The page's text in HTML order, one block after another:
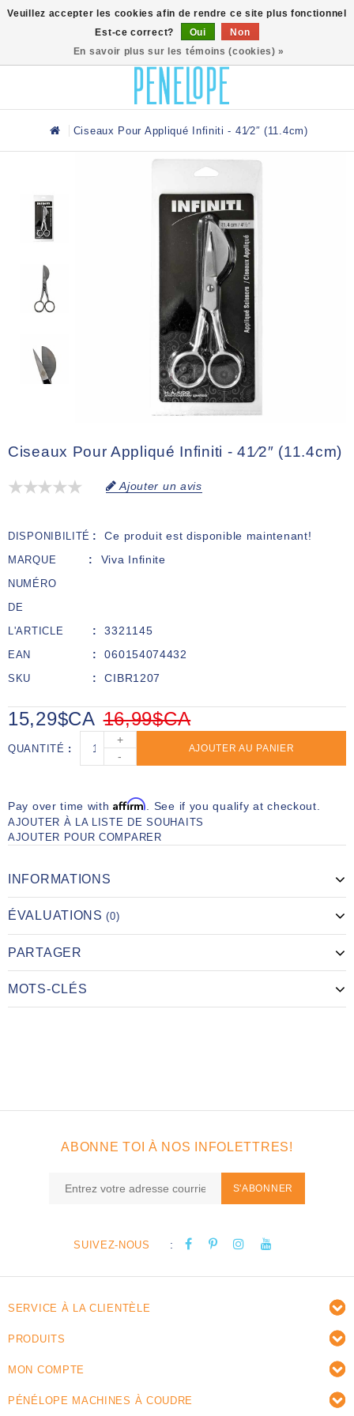
Ciseaux Pour Appliqué Infiniti - 41⁄2″ (11.4cm)
Ciseaux Pour Appliqué Infiniti - 41⁄2″ (11.4cm)
Ajouter un avis
DISPONIBILITÉ Ce produit est disponible maintenant!
MARQUE Viva Infinite
NUMÉRO
DE
L'ARTICLE
3321145
EAN 060154074432
SKU CIBR1207
16,99$CA
15,29$CA
QUANTITÉ
+
-
AJOUTER AU PANIER
Pay over time withAffirm. See if you qualify at checkout.
AJOUTER À LA LISTE DE SOUHAITS
AJOUTER POUR COMPARER
INFORMATIONS
ÉVALUATIONS(0)
PARTAGER
MOTS-CLÉS
ABONNE TOI À NOS INFOLETTRES!
S'ABONNER
SUIVEZ-NOUS :
SERVICE À LA CLIENTÈLE
PRODUITS
MON COMPTE
PÉNÉLOPE MACHINES À COUDRE
Veuillez accepter les cookies afin de rendre ce site plus fonctionnel
Est-ce correct?
Oui
Non
En savoir plus sur les témoins (cookies) »